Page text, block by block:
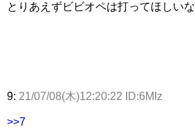
とりあえずビビオペは打ってほしいな
9: 21/07/08(木)12:20:22 ID:6MIz
>>7